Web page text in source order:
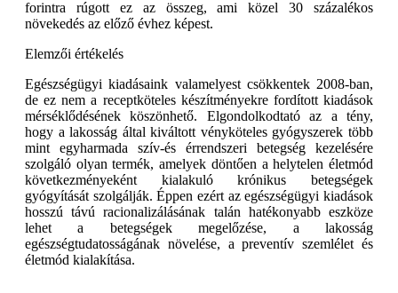
forintra rúgott ez az összeg, ami közel 30 százalékos
növekedés az előző évhez képest.
Elemzői értékelés
Egészségügyi kiadásaink valamelyest csökkentek 2008-ban,
de ez nem a receptköteles készítményekre fordított kiadások
mérséklődésének köszönhető. Elgondolkodtató az a tény,
hogy a lakosság által kiváltott vényköteles gyógyszerek több
mint egyharmada szív-és érrendszeri betegség kezelésére
szolgáló olyan termék, amelyek döntően a helytelen életmód
következményeként kialakuló krónikus betegségek
gyógyítását szolgálják. Éppen ezért az egészségügyi kiadások
hosszú távú racionalizálásának talán hatékonyabb eszköze
lehet a betegségek megelőzése, a lakosság
egészségtudatosságának növelése, a preventív szemlélet és
életmód kialakítása.